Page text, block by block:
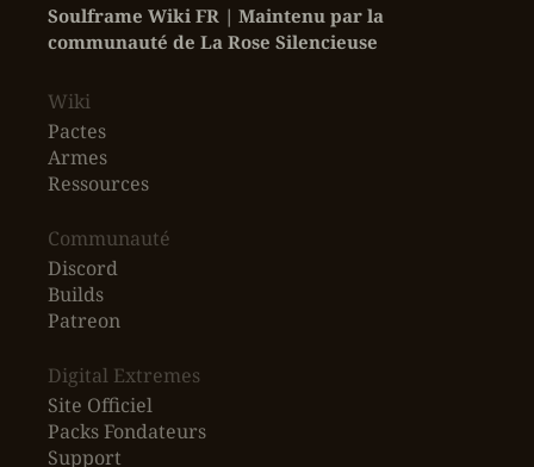
Soulframe Wiki FR | Maintenu par la
communauté de La Rose Silencieuse
Wiki
Pactes
Armes
Ressources
‎Communauté
Discord
Builds
Patreon
Digital Extremes
Site Officiel
Packs Fondateurs
Support